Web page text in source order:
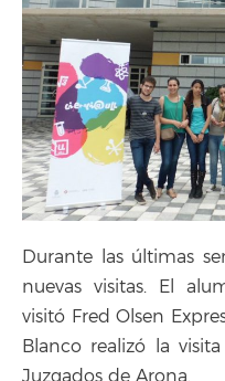
Durante las últimas
nuevas visitas. El
visitó Fred Olsen
Blanco realizó la
Juzgados de Arona.